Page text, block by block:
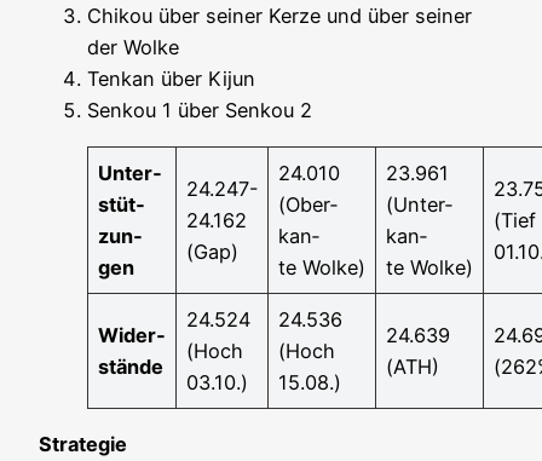
Chi­kou über sei­ner Ker­ze und über sei­ner
der Wolke
Ten­kan über Kijun
Sen­kou 1 über Sen­kou 2
Unter­
stüt­
zun­
gen
24.247-
24.162
(Gap)
24.010
(Ober­
kan­
te Wolke)
23.961
(Unter­
kan­
te Wolke)
(Tief
Wider­
stän­de
24.524
(Hoch
03.10.)
24.536
(Hoch
15.08.)
24.639
(ATH)
Stra­te­gie